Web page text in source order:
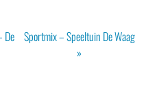
De Sportmix – Speeltuin De Waag
»